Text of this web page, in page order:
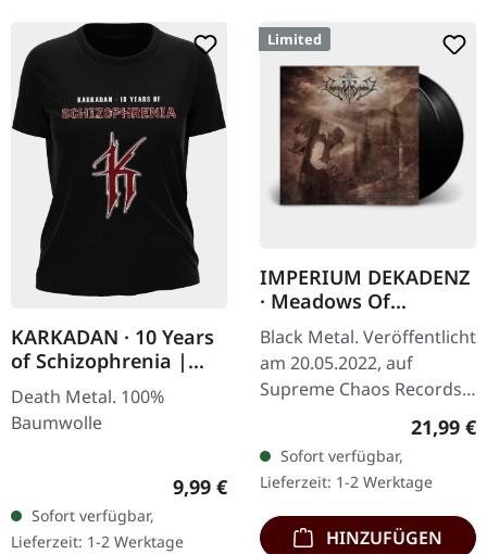
KARKADAN · 10 Years
of Schizophrenia |
GIRLIE
Death Metal. 100%
Baumwolle
Regulärer Preis:
9,99 €
Sofort verfügbar,
Lieferzeit: 1-2 Werktage
Limited
IMPERIUM DEKADENZ
· Meadows Of
Nostalgia | BLACK 2LP
Black Metal. Veröffentlicht
am 20.05.2022, auf
Supreme Chaos Records.
Schwarzes Doppel-Vinyl
im Gatefold-Cover mit
bedrucktem Insert,
limitiert auf…
21,99 €
Sofort verfügbar,
Lieferzeit: 1-2 Werktage
HINZUFÜGEN